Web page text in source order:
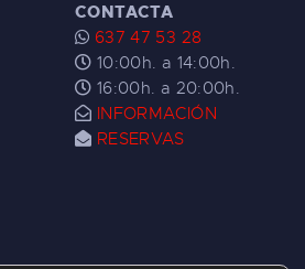
CONTACTA
637 47 53 28
10:00h. a 14:00h.
16:00h. a 20:00h.
INFORMACIÓN
RESERVAS